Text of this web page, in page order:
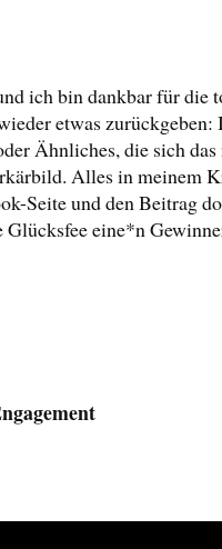
ich bin dankbar für
etwas
Ähnliches, die sich
Alles in meinem
Seite und den Beitrag
Glücksfee eine*n